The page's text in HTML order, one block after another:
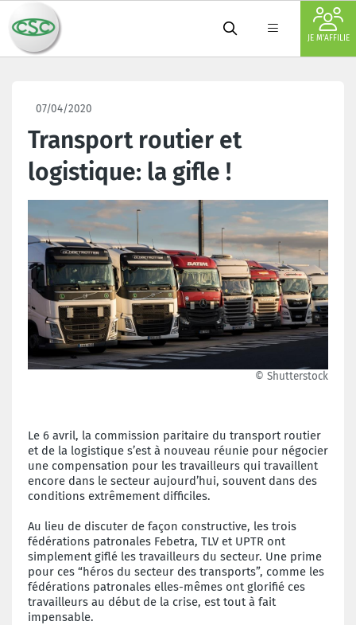
JE M'AFFILIE
07/04/2020
Transport routier et
logistique: la gifle !
© Shutterstock
Le 6 avril, la commission paritaire du transport routier
et de la logistique s’est à nouveau réunie pour négocier
une compensation pour les travailleurs qui travaillent
encore dans le secteur aujourd’hui, souvent dans des
conditions extrêmement difficiles.
Au lieu de discuter de façon constructive, les trois
fédérations patronales Febetra, TLV et UPTR ont
simplement giflé les travailleurs du secteur. Une prime
pour ces “héros du secteur des transports”, comme les
fédérations patronales elles-mêmes ont glorifié ces
travailleurs au début de la crise, est tout à fait
impensable.